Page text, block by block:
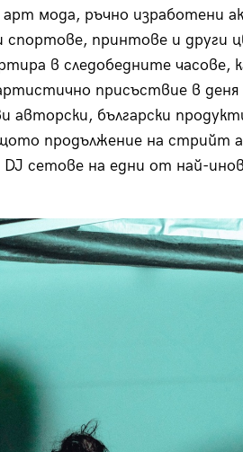
мода, ръчно изработени
спортове, принтове и други
в следобедните часове,
присъствие в деня
авторски, български
продължение на стрийт
сетове на едни от най-